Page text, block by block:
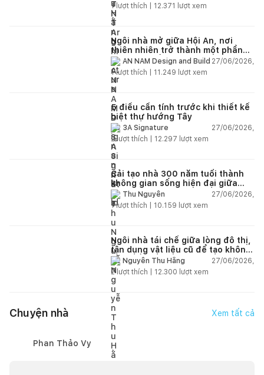
1lượt thích | 12.371 lượt xem
Ngôi nhà mở giữa Hội An, nơi
thiên nhiên trở thành một phần
của cuộc sống
AN NAM Design and Build 27/06/2026,
1lượt thích | 11.249 lượt xem
5 điều cần tính trước khi thiết kế
biệt thự hướng Tây
3A Signature
27/06/2026,
2lượt thích | 12.297 lượt xem
Cải tạo nhà 300 năm tuổi thành
không gian sống hiện đại giữa
thiên nhiên
Thu Nguyễn
27/06/2026,
1lượt thích | 10.159 lượt xem
Ngôi nhà tái chế giữa lòng đô thị,
tận dụng vật liệu cũ để tạo không
gian sống linh hoạt
Nguyễn Thu Hằng
27/06/2026,
2lượt thích | 12.300 lượt xem
Chuyện nhà Xem tất cả
Phan Thảo Vy